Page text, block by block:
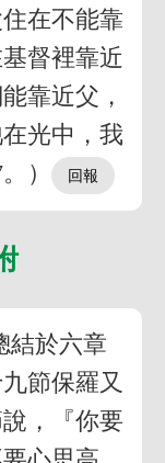
在不能靠
督裡靠近
靠近父，
光中，我
）
結於六章
節保羅又
，『你要